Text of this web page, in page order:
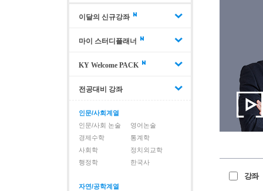
이달의 신규강좌
마이 스터디플래너
KY Welcome PACK
전공대비 강좌
인문/사회계열
인문/사회 논술
영어논술
경제수학
통계학
사회학
정치외교학
행정학
한국사
자연/공학계열
강좌